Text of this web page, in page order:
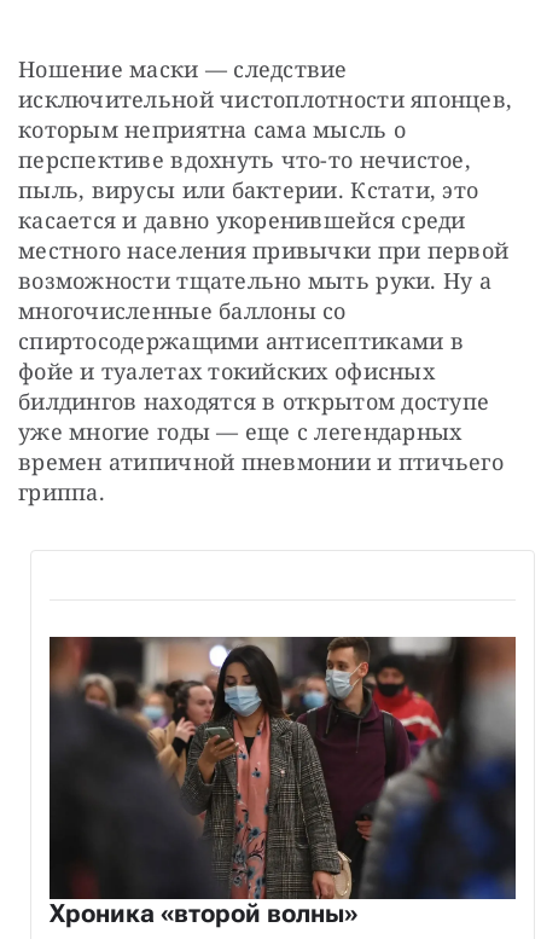
Ношение маски — следствие
исключительной чистоплотности японцев,
которым неприятна сама мысль о
перспективе вдохнуть что-то нечистое,
пыль, вирусы или бактерии. Кстати, это
касается и давно укоренившейся среди
местного населения привычки при первой
возможности тщательно мыть руки. Ну а
многочисленные баллоны со
спиртосодержащими антисептиками в
фойе и туалетах токийских офисных
билдингов находятся в открытом доступе
уже многие годы — еще с легендарных
времен атипичной пневмонии и птичьего
гриппа.
Хроника «второй волны»